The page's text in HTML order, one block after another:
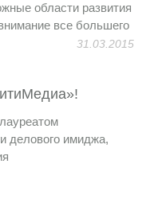
области развития
все большего
Форума
клубов, заседаний
экспозиция.
является
31.03.2015
делового имиджа,